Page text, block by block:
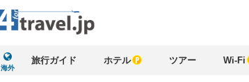
海外
旅行ガイド ホテル ツアー Wi-Fi